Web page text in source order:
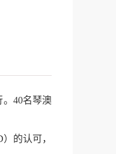
40名琴澳
的认可，